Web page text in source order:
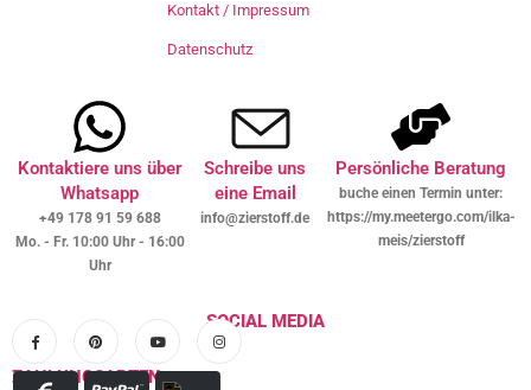
Kontakt / Impressum
Datenschutz
Kontaktiere uns über
Whatsapp
+49 178 91 59 688
Mo. - Fr. 10:00 Uhr - 16:00
Uhr
Schreibe uns
eine Email
info@zierstoff.de
Persönliche Beratung
buche einen Termin unter:
https://my.meetergo.com/ilka-
meis/zierstoff
SOCIAL MEDIA
ZAHLUNGSARTEN